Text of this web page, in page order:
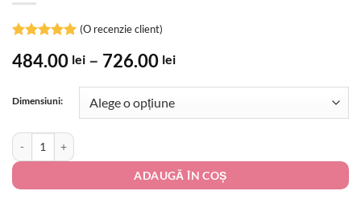
5din 5 pe
evaluări
(O recenzie client)
484.00 lei – 726.00 leiInterval
prețuri:
726.00 lei
Dimensiuni:
Cantitate Harta fizica a lumii
ADAUGĂ ÎN COȘ